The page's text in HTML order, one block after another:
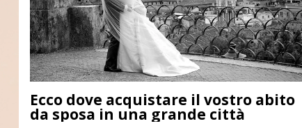
Ecco dove acquistare il vostro abito
da sposa in una grande città